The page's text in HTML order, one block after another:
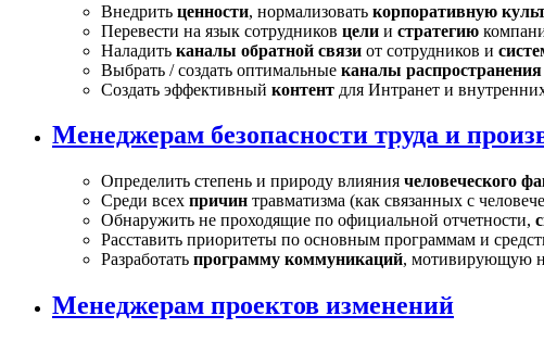
Внедрить ценности, нормализовать корпоративную
Перевести на язык сотрудников цели и стратегию
Наладить каналы обратной связи от сотрудников и
Выбрать / создать оптимальные каналы
Создать эффективный контент для Интранет и
Менеджерам безопасности труда и
Определить степень и природу влияния человеческого
Среди всех причин травматизма (как связанных с
Обнаружить не проходящие по официальной отчетности,
Расставить приоритеты по основным программам и
Разработать программу коммуникаций, мотивирующую
Менеджерам проектов изменений